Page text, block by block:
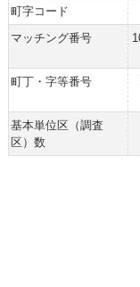
町字コード
マッチング番号
町丁・字等番号
基本単位区（調査
区）数